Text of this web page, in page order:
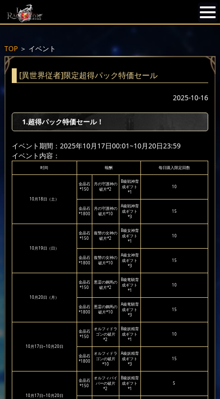
TOP＞ イベント
[異世界従者]限定超得パック特価セール
2025-10-16
1.超得パック特価セール！
イベント期間：2025年10月17日00:01~10月20日23:59
イベント内容：
时间 報酬 每日購入限定回数
10月18日（土）
金晶石
*150
月の守護神の
破片*2
B級戦神育
成ギフト
*1
10
金晶石
*1800
月の守護神の
破片*10
A級戦神育
成ギフト
*3
15
10月19日（日）
金晶石
*150
復讐の女神の
破片*2
B級女神育
成ギフト
*1
10
金晶石
*1800
復讐の女神の
破片*10
A級女神育
成ギフト
*3
15
10月20日（月）
金晶石
*150
悪霊の鋼馬の
破片*2
B級竜騎育
成ギフト
*1
10
金晶石
*1800
悪霊の鋼馬の
破片*10
A級竜騎育
成ギフト
*3
15
10月17日~10月20日
金晶石
*150
オルフィドラ
ゴンの破片
*2
B級妖精育
成ギフト
*1
10
金晶石
*1800
オルフィドラ
ゴンの破片
*10
A級妖精育
成ギフト
*3
15
10月17日~10月20日
金晶石
*150
オルフィバイ
パーの破片
*2
B級妖精育
成ギフト
*1
5